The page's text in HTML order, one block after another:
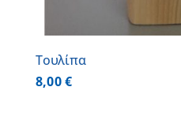
Τουλίπα
8,00€